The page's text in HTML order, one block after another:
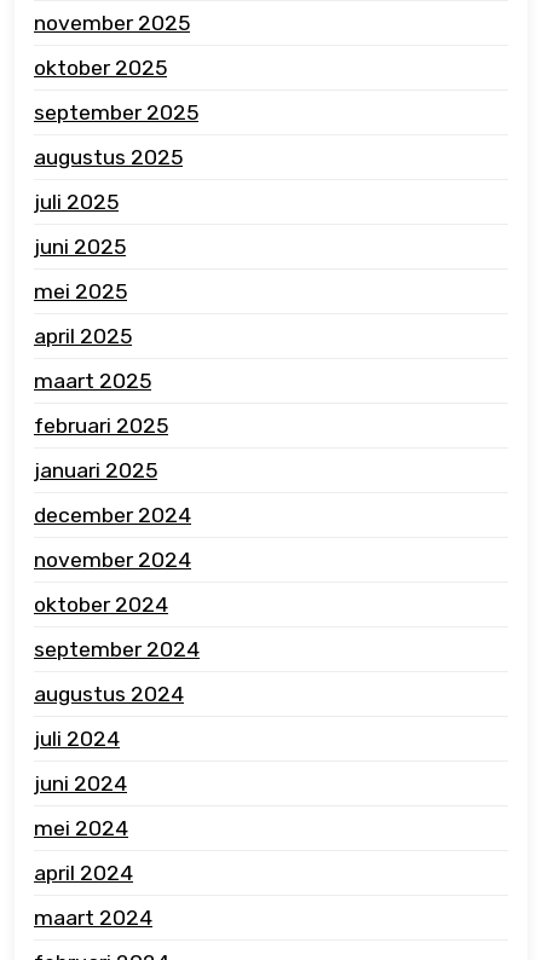
november 2025
oktober 2025
september 2025
augustus 2025
juli 2025
juni 2025
mei 2025
april 2025
maart 2025
februari 2025
januari 2025
december 2024
november 2024
oktober 2024
september 2024
augustus 2024
juli 2024
juni 2024
mei 2024
april 2024
maart 2024